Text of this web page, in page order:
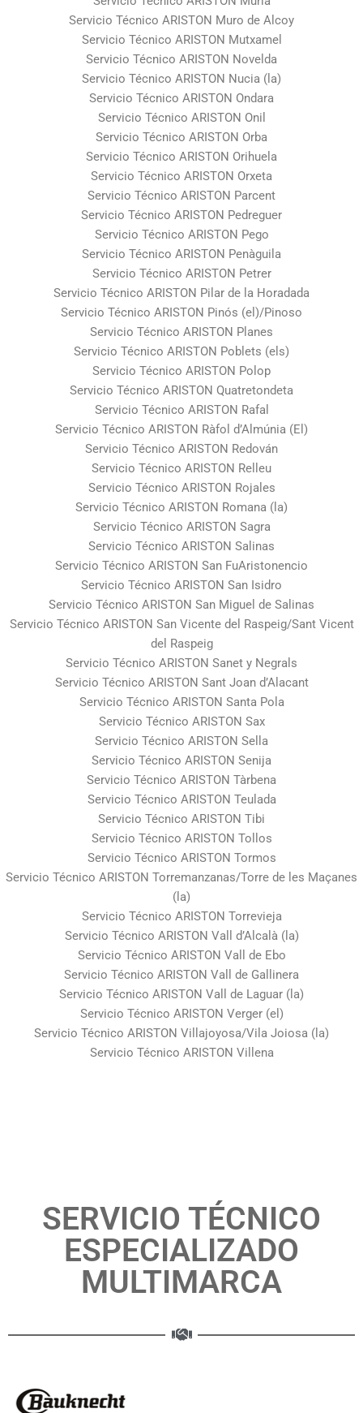
Servicio Técnico ARISTON Muro de Alcoy
Servicio Técnico ARISTON Mutxamel
Servicio Técnico ARISTON Novelda
Servicio Técnico ARISTON Nucia (la)
Servicio Técnico ARISTON Ondara
Servicio Técnico ARISTON Onil
Servicio Técnico ARISTON Orba
Servicio Técnico ARISTON Orihuela
Servicio Técnico ARISTON Orxeta
Servicio Técnico ARISTON Parcent
Servicio Técnico ARISTON Pedreguer
Servicio Técnico ARISTON Pego
Servicio Técnico ARISTON Penàguila
Servicio Técnico ARISTON Petrer
Servicio Técnico ARISTON Pilar de la Horadada
Servicio Técnico ARISTON Pinós (el)/Pinoso
Servicio Técnico ARISTON Planes
Servicio Técnico ARISTON Poblets (els)
Servicio Técnico ARISTON Polop
Servicio Técnico ARISTON Quatretondeta
Servicio Técnico ARISTON Rafal
Servicio Técnico ARISTON Ràfol d’Almúnia (El)
Servicio Técnico ARISTON Redován
Servicio Técnico ARISTON Relleu
Servicio Técnico ARISTON Rojales
Servicio Técnico ARISTON Romana (la)
Servicio Técnico ARISTON Sagra
Servicio Técnico ARISTON Salinas
Servicio Técnico ARISTON San FuAristonencio
Servicio Técnico ARISTON San Isidro
Servicio Técnico ARISTON San Miguel de Salinas
Servicio Técnico ARISTON San Vicente del Raspeig/Sant Vicent
del Raspeig
Servicio Técnico ARISTON Sanet y Negrals
Servicio Técnico ARISTON Sant Joan d’Alacant
Servicio Técnico ARISTON Santa Pola
Servicio Técnico ARISTON Sax
Servicio Técnico ARISTON Sella
Servicio Técnico ARISTON Senija
Servicio Técnico ARISTON Tàrbena
Servicio Técnico ARISTON Teulada
Servicio Técnico ARISTON Tibi
Servicio Técnico ARISTON Tollos
Servicio Técnico ARISTON Tormos
Servicio Técnico ARISTON Torremanzanas/Torre de les Maçanes
(la)
Servicio Técnico ARISTON Torrevieja
Servicio Técnico ARISTON Vall d’Alcalà (la)
Servicio Técnico ARISTON Vall de Ebo
Servicio Técnico ARISTON Vall de Gallinera
Servicio Técnico ARISTON Vall de Laguar (la)
Servicio Técnico ARISTON Verger (el)
Servicio Técnico ARISTON Villajoyosa/Vila Joiosa (la)
Servicio Técnico ARISTON Villena
SERVICIO TÉCNICO
ESPECIALIZADO
MULTIMARCA